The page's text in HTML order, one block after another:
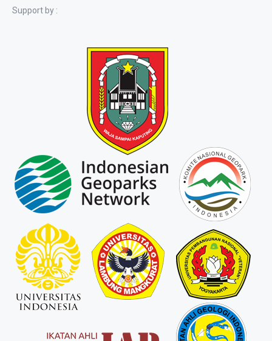
Support by :